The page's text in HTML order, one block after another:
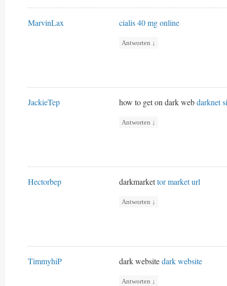
MarvinLax cialis 40 mg online
Antworten ↓
JackieTep how to get on dark webdarknet
Antworten ↓
Hectorbep darkmarkettor market url
Antworten ↓
TimmyhiP dark websitedark website
Antworten ↓